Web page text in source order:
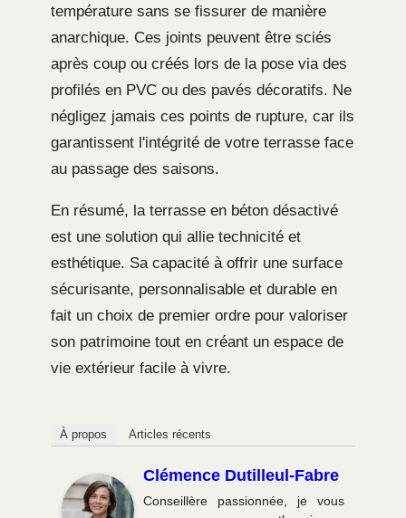
température sans se fissurer de manière
anarchique. Ces joints peuvent être sciés
après coup ou créés lors de la pose via des
profilés en PVC ou des pavés décoratifs. Ne
négligez jamais ces points de rupture, car ils
garantissent l'intégrité de votre terrasse face
au passage des saisons.
En résumé, la terrasse en béton désactivé
est une solution qui allie technicité et
esthétique. Sa capacité à offrir une surface
sécurisante, personnalisable et durable en
fait un choix de premier ordre pour valoriser
son patrimoine tout en créant un espace de
vie extérieur facile à vivre.
À propos Articles récents
Clémence Dutilleul-Fabre
Conseillère passionnée, je vous